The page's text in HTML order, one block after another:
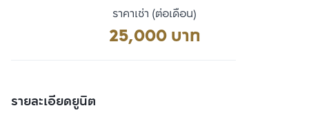
ราคาเช่า (ต่อเดือน)
25,000 บาท
รายละเอียดยูนิต